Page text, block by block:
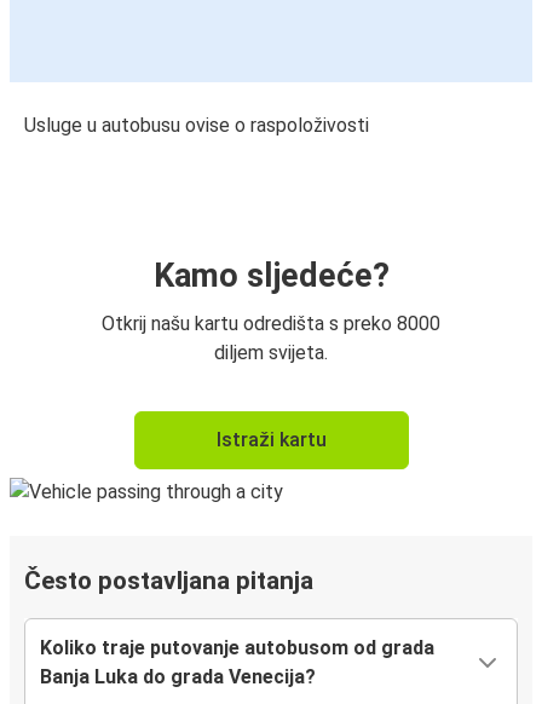
Usluge u autobusu ovise o raspoloživosti
Kamo sljedeće?
Otkrij našu kartu odredišta s preko 8000
diljem svijeta.
Istraži kartu
Često postavljana pitanja
Koliko traje putovanje autobusom od grada
Banja Luka do grada Venecija?